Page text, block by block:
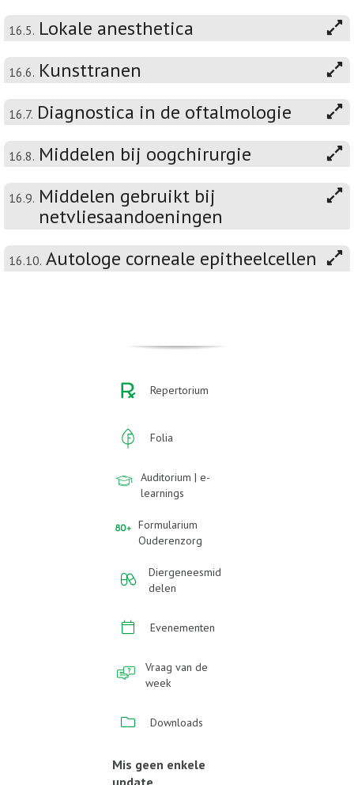
16.5. Lokale anesthetica
16.6. Kunsttranen
16.7. Diagnostica in de oftalmologie
16.8. Middelen bij oogchirurgie
16.9. Middelen gebruikt bij
netvliesaandoeningen
16.10. Autologe corneale epitheelcellen
Repertorium
Folia
Auditorium | e-
learnings
Formularium
Ouderenzorg
Diergeneesmid
delen
Evenementen
Vraag van de
week
Downloads
Mis geen enkele
update